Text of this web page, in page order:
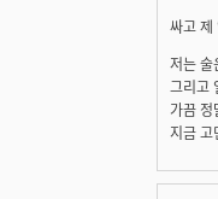
싸고 제
저는 술
그리고
가끔
지금 고